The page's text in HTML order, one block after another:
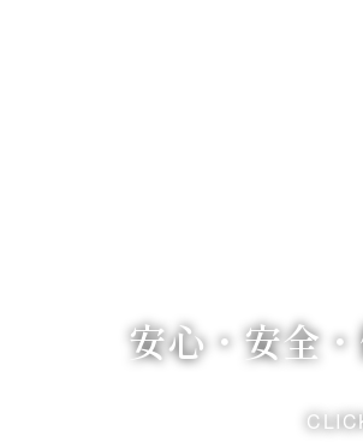
安心・安全